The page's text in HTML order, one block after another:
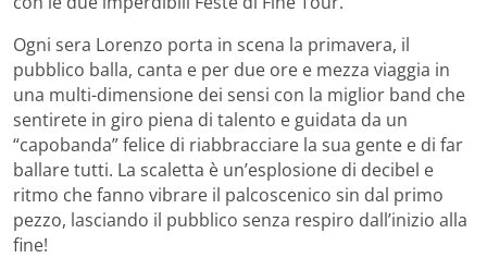
Ogni sera Lorenzo porta in scena la primavera, il
pubblico balla, canta e per due ore e mezza viaggia in
una multi-dimensione dei sensi con la miglior band che
sentirete in giro piena di talento e guidata da un
“capobanda” felice di riabbracciare la sua gente e di far
ballare tutti. La scaletta è un’esplosione di decibel e
ritmo che fanno vibrare il palcoscenico sin dal primo
pezzo, lasciando il pubblico senza respiro dall’inizio alla
fine!